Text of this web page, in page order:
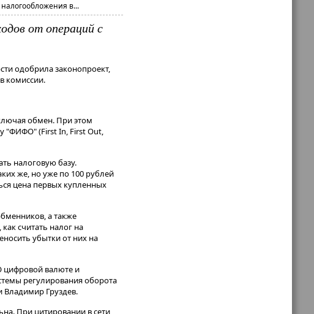
в...
от операций с
одобрила законопроект,
комиссии.
обмен. При этом
"ФИФО" (First In, First Out,
налоговую базу.
же, но уже по 100 рублей
цена первых купленных
а также
считать налог на
убытки от них на
цифровой валюте и
регулирования оборота
Владимир Груздев.
При цитировании в сети